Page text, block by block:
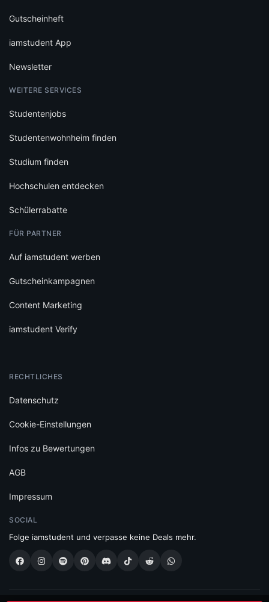
Gutscheinheft
iamstudent App
Newsletter
WEITERE SERVICES
Studentenjobs
Studentenwohnheim finden
Studium finden
Hochschulen entdecken
Schülerrabatte
FÜR PARTNER
Auf iamstudent werben
Gutscheinkampagnen
Content Marketing
iamstudent Verify
RECHTLICHES
Datenschutz
Cookie-Einstellungen
Infos zu Bewertungen
AGB
Impressum
SOCIAL
Folge iamstudent und verpasse keine Deals mehr.